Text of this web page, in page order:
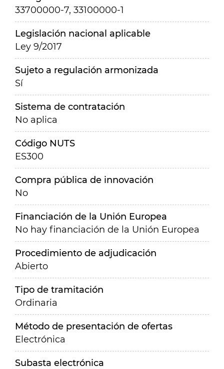
33700000-7, 33100000-1
Legislación nacional aplicable
Ley 9/2017
Sujeto a regulación armonizada
Sí
Sistema de contratación
No aplica
Código NUTS
ES300
Compra pública de innovación
No
Financiación de la Unión Europea
No hay financiación de la Unión Europea
Procedimiento de adjudicación
Abierto
Tipo de tramitación
Ordinaria
Método de presentación de ofertas
Electrónica
Subasta electrónica